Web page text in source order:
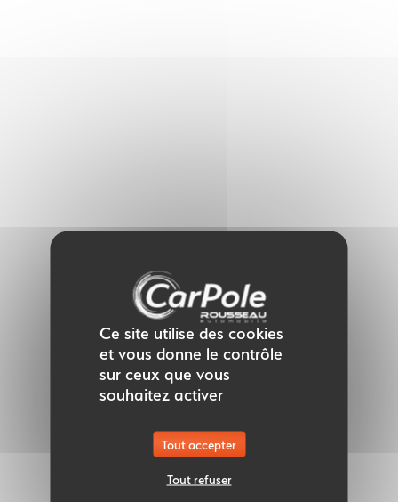
Ce site utilise des cookies
et vous donne le contrôle
sur ceux que vous
souhaitez activer
Tout accepter
Tout refuser